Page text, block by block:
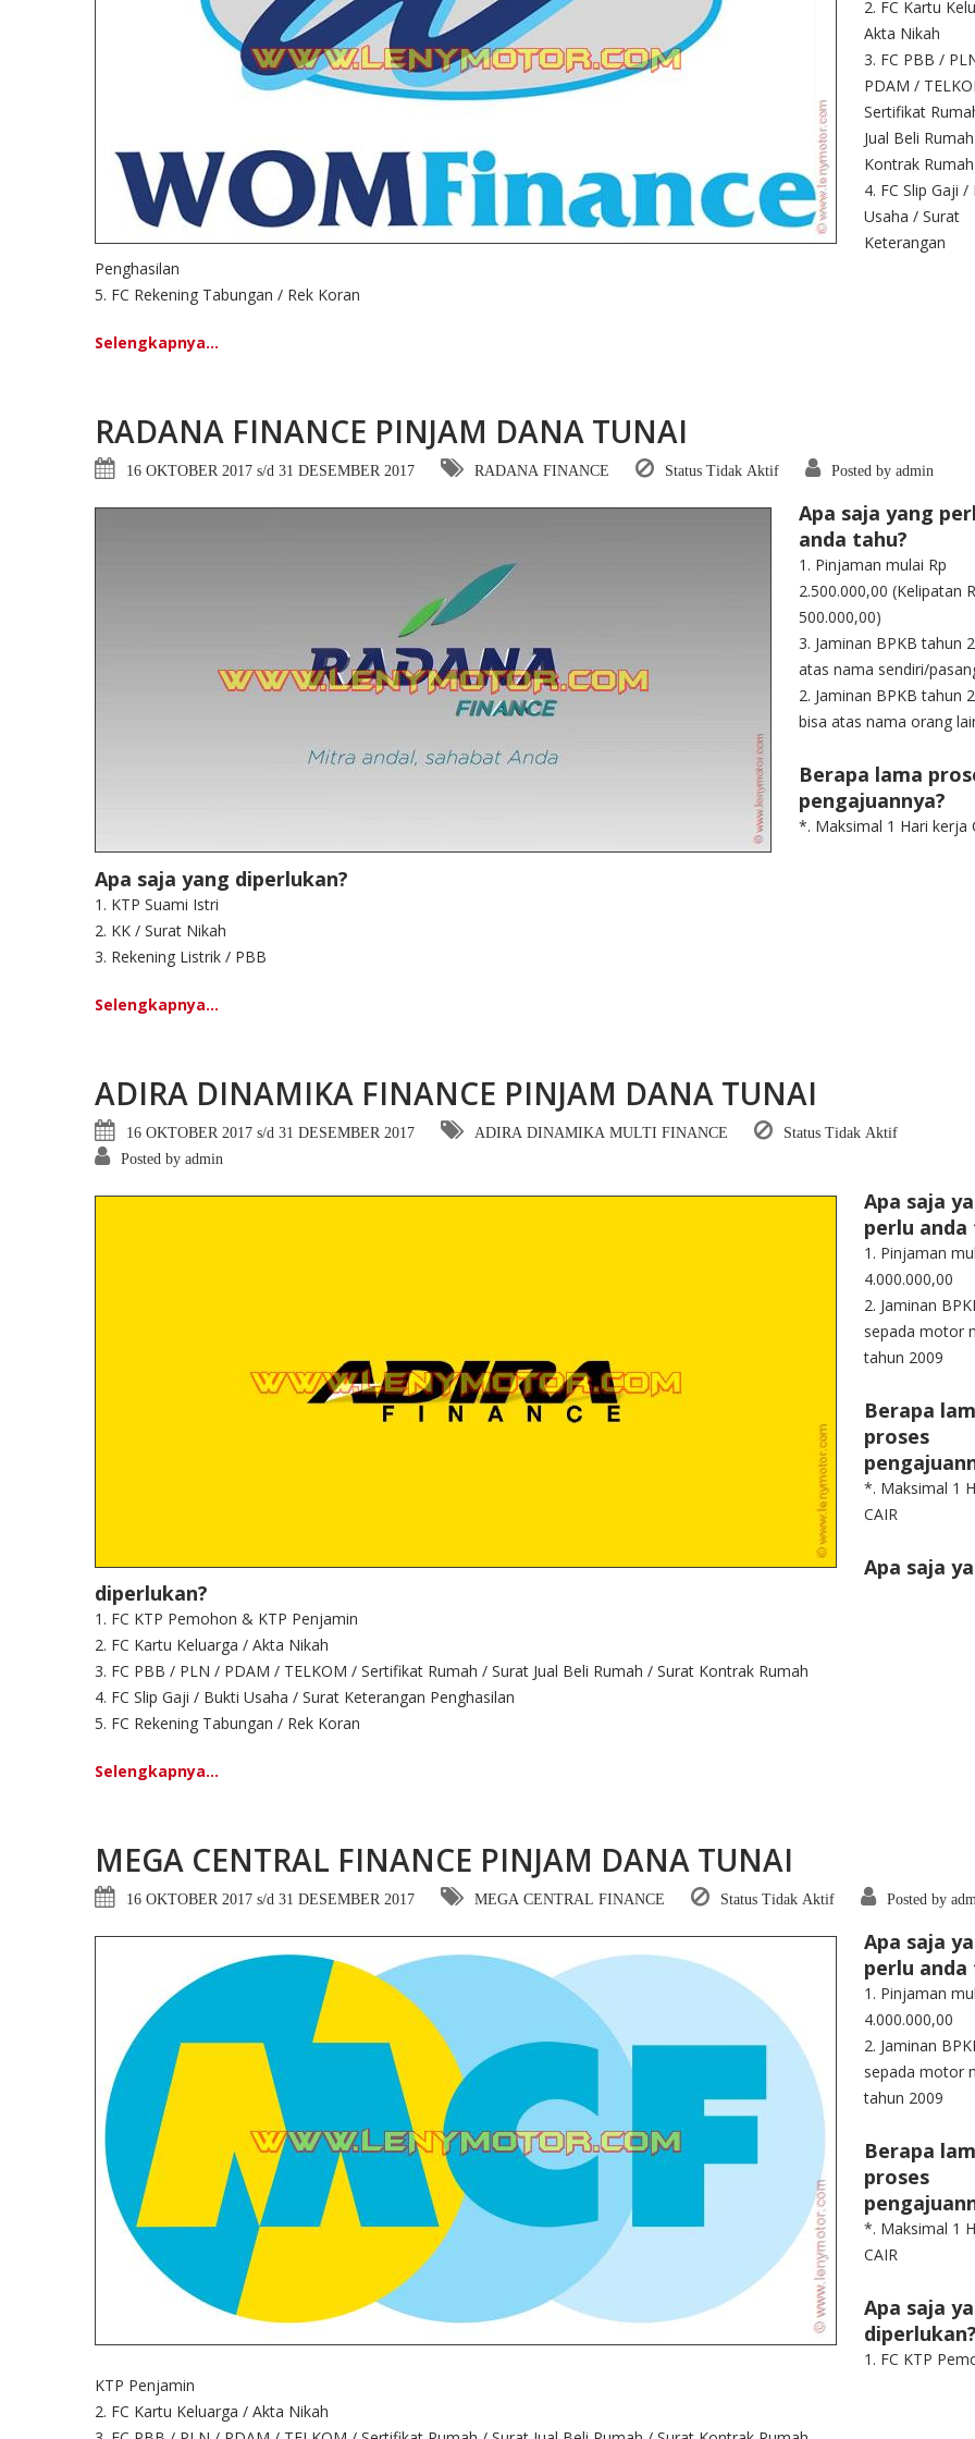
2. FC Kartu
Akta Nikah
3. FC PBB /
PDAM /
Sertifikat
Jual Beli
Kontrak Rumah
4. FC Slip Gaji /
Usaha / Surat
Keterangan
Penghasilan
5. FC Rekening Tabungan / Rek Koran
Selengkapnya...
RADANA FINANCE PINJAM DANA TUNAI
16 OKTOBER 2017 s/d 31 DESEMBER 2017 RADANA FINANCE Status Tidak Aktif Posted by admin
Apa saja yang
anda tahu?
1. Pinjaman mulai Rp
2.500.000,00 (Kelipatan
500.000,00)
3. Jaminan BPKB tahun
atas nama sendiri/
2. Jaminan BPKB tahun
bisa atas nama orang
Berapa lama
pengajuannya?
*. Maksimal 1 Hari kerja
Apa saja yang diperlukan?
1. KTP Suami Istri
2. KK / Surat Nikah
3. Rekening Listrik / PBB
Selengkapnya...
ADIRA DINAMIKA FINANCE PINJAM DANA TUNAI
16 OKTOBER 2017 s/d 31 DESEMBER 2017 ADIRA DINAMIKA MULTI FINANCE
Status Tidak Aktif
Posted by admin
Apa saja
perlu anda
1. Pinjaman
4.000.000,00
2. Jaminan
sepada motor
tahun 2009
Berapa
proses
*. Maksimal 1
CAIR
Apa saja
diperlukan?
1. FC KTP Pemohon & KTP Penjamin
2. FC Kartu Keluarga / Akta Nikah
3. FC PBB / PLN / PDAM / TELKOM / Sertifikat Rumah / Surat Jual Beli Rumah / Surat Kontrak Rumah
4. FC Slip Gaji / Bukti Usaha / Surat Keterangan Penghasilan
5. FC Rekening Tabungan / Rek Koran
Selengkapnya...
MEGA CENTRAL FINANCE PINJAM DANA TUNAI
16 OKTOBER 2017 s/d 31 DESEMBER 2017 MEGA CENTRAL FINANCE Status Tidak Aktif Posted by
Apa saja
perlu anda
1. Pinjaman
4.000.000,00
2. Jaminan
sepada motor
tahun 2009
Berapa
proses
*. Maksimal 1
CAIR
Apa saja
diperlukan?
1. FC KTP
KTP Penjamin
2. FC Kartu Keluarga / Akta Nikah